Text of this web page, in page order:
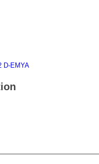
D-EMYA